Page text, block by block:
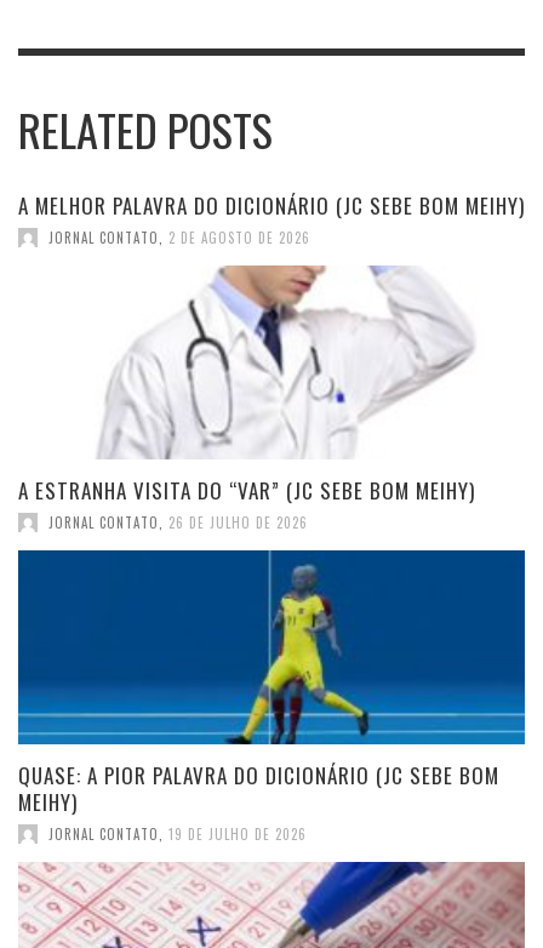
RELATED POSTS
A MELHOR PALAVRA DO DICIONÁRIO (JC SEBE BOM MEIHY)
JORNAL CONTATO 2 DE AGOSTO DE 2026
A ESTRANHA VISITA DO “VAR” (JC SEBE BOM MEIHY)
JORNAL CONTATO 26 DE JULHO DE 2026
QUASE: A PIOR PALAVRA DO DICIONÁRIO (JC SEBE BOM
MEIHY)
JORNAL CONTATO 19 DE JULHO DE 2026